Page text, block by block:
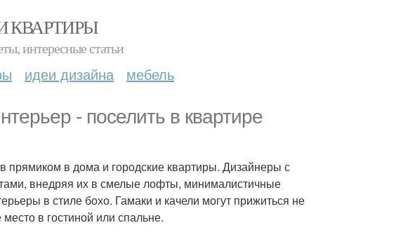
КВАРТИРЫ
интересные статьи
идеи дизайна мебель
- поселить в квартире
прямиком в дома и городские квартиры. Дизайнеры с
внедряя их в смелые лофты, минималистичные
в стиле бохо. Гамаки и качели могут прижиться не
в гостиной или спальне.